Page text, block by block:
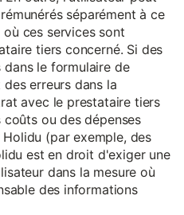
séparément à ce
ces services sont
tiers concerné. Si des
le formulaire de
erreurs dans la
avec le prestataire tiers
ou des dépenses
(par exemple, des
est en droit d'exiger une
dans la mesure où
des informations